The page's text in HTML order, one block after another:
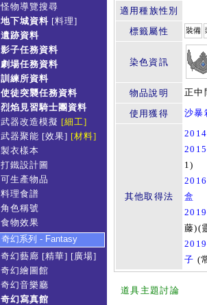
怪物導覽搜尋
地下城資料 [料理]
遺跡資料
影子任務資料
劇場任務資料
訓練所資料
使徒突襲任務資料
烈焰見習騎士團資料
武器改造模擬 [細工]
武器聚能 [效果] [材料]
製衣樣本
打鐵設計圖
可生產物品
料理食譜
角色稱號
食物效果
奇幻系列 - Fantasy
奇幻藝廊 [精華] [廣場]
奇幻繪圖館
奇幻音樂廳
奇幻寫真館
適用種族性別
標籤屬性 裝備
染色資訊
物品說明 正中
使用獲得 沙暴
其他取得法
1)
盒
藤)(
子 (
道具主題討論